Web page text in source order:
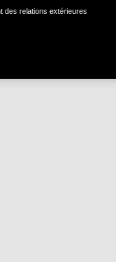
des relations extérieures